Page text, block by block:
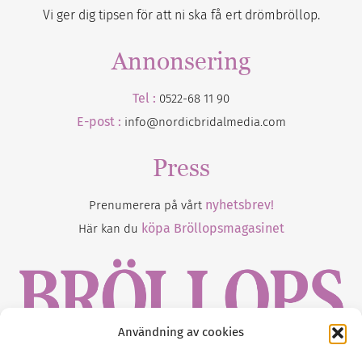
Användning av cookies
Vi ger dig tipsen för att ni ska få ert drömbröllop.
Annonsering
Tel : 0522-68 11 90
E-post : info@nordicbridalmedia.com
Press
Prenumerera på vårt nyhetsbrev!
Här kan du köpa Bröllopsmagasinet